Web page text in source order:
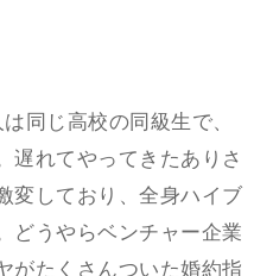
同じ高校の同級生で、
遅れてやってきたありさ
変しており、全身ハイブ
どうやらベンチャー企業
がたくさんついた婚約指